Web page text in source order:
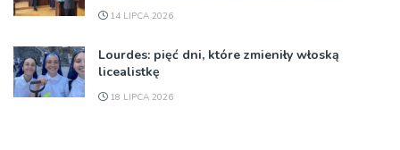
14 LIPCA 2026
Lourdes: pięć dni, które zmieniły włoską
licealistkę
18 LIPCA 2026